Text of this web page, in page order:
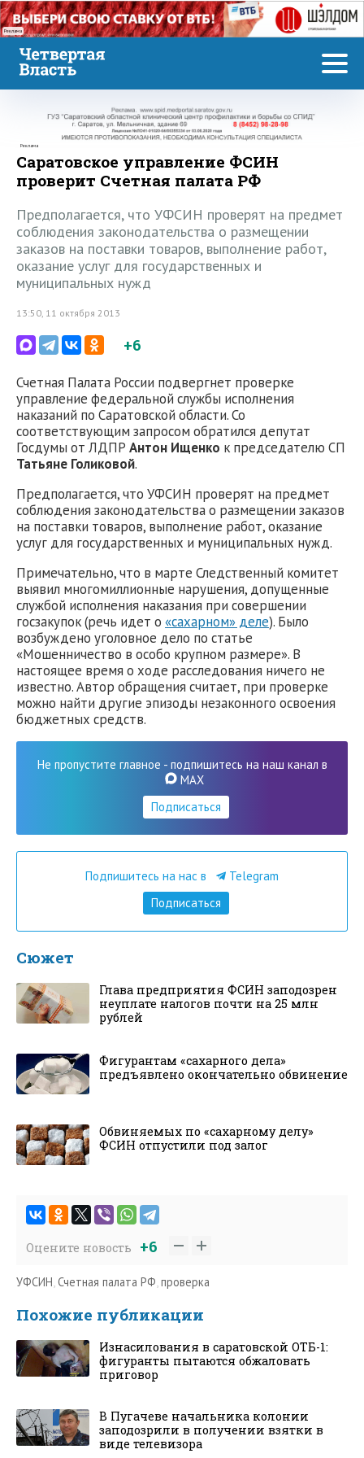
Реклама
Реклама
Саратовское управление ФСИН
проверит Счетная палата РФ
Предполагается, что УФСИН проверят на предмет
соблюдения законодательства о размещении
заказов на поставки товаров, выполнение работ,
оказание услуг для государственных и
муниципальных нужд
13:50, 11 октября 2013
+6
Счетная Палата России подвергнет проверке
управление федеральной службы исполнения
наказаний по Саратовской области. Со
соответствующим запросом обратился депутат
Госдумы от ЛДПР Антон Ищенко к председателю СП
Татьяне Голиковой.
Предполагается, что УФСИН проверят на предмет
соблюдения законодательства о размещении заказов
на поставки товаров, выполнение работ, оказание
услуг для государственных и муниципальных нужд.
Примечательно, что в марте Следственный комитет
выявил многомиллионные нарушения, допущенные
службой исполнения наказания при совершении
госзакупок (речь идет о «сахарном» деле). Было
возбуждено уголовное дело по статье
«Мошенничество в особо крупном размере». В
настоящее время о ходе расследования ничего не
известно. Автор обращения считает, при проверке
можно найти другие эпизоды незаконного освоения
бюджетных средств.
Не пропустите главное - подпишитесь на наш канал в
MAX
Подписаться
Подпишитесь на нас в
Telegram
Подписаться
Сюжет
Глава предприятия ФСИН заподозрен
неуплате налогов почти на 25 млн
рублей
Фигурантам «сахарного дела»
предъявлено окончательно обвинение
Обвиняемых по «сахарному делу»
ФСИН отпустили под залог
Оцените новость +6
УФСИН,Счетная палата РФ,проверка
Похожие публикации
Изнасилования в саратовской ОТБ-1:
фигуранты пытаются обжаловать
приговор
В Пугачеве начальника колонии
заподозрили в получении взятки в
виде телевизора